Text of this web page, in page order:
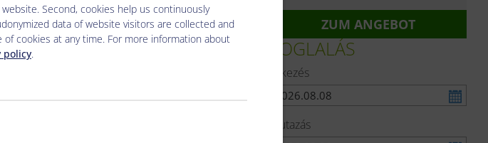
amellyel Ön folyamatosan nagyon
a napot, és maga mögött
ZUM ANGEBOT
FOGLALÁS
Érkezés
Elutazás
Second, cookies help us continuously
data of website visitors are collected and
cookies at any time. For more information about
policy.